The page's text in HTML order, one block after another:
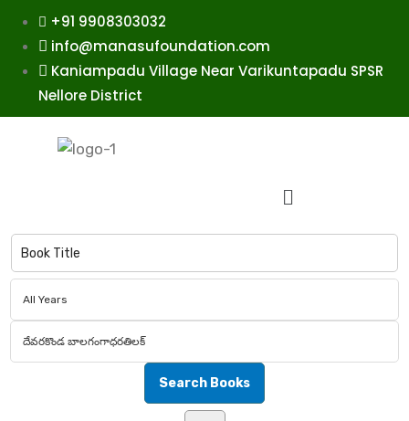
+91 9908303032
info@manasufoundation.com
Kaniampadu Village Near Varikuntapadu SPSR
Nellore District